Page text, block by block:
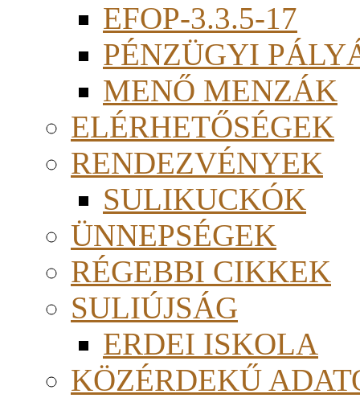
EFOP-3.3.5-17
PÉNZÜGYI
MENŐ MENZÁK
ELÉRHETŐSÉGEK
RENDEZVÉNYEK
SULIKUCKÓK
ÜNNEPSÉGEK
RÉGEBBI CIKKEK
SULIÚJSÁG
ERDEI ISKOLA
KÖZÉRDEKŰ